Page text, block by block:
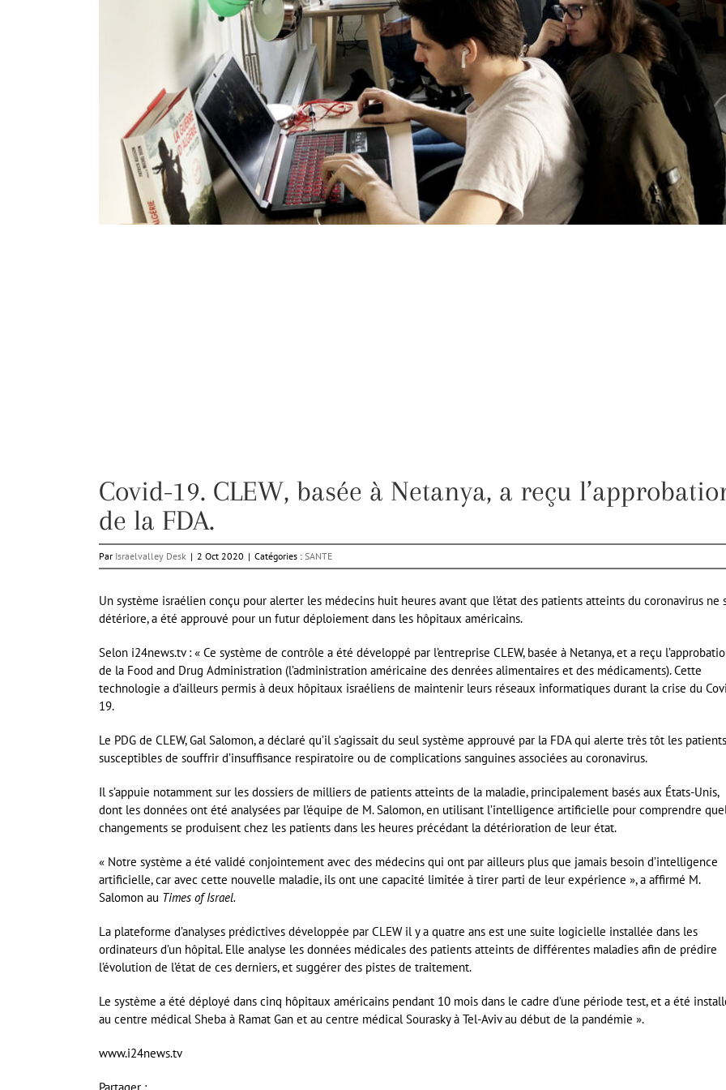
Covid-19. CLEW, basée à Netanya, a reçu
de la FDA.
Par Israelvalley Desk | 2 Oct 2020 | Catégories : SANTE
Un système israélien conçu pour alerter les médecins huit heures avant que l’état des patients atteints du coronavirus ne
détériore, a été approuvé pour un futur déploiement dans les hôpitaux américains.
Selon i24news.tv : « Ce système de contrôle a été développé par l’entreprise CLEW, basée à Netanya, et a reçu
de la Food and Drug Administration (l’administration américaine des denrées alimentaires et des médicaments). Cette
technologie a d’ailleurs permis à deux hôpitaux israéliens de maintenir leurs réseaux informatiques durant la crise du
19.
Le PDG de CLEW, Gal Salomon, a déclaré qu’il s’agissait du seul système approuvé par la FDA qui alerte très tôt les patients
susceptibles de souffrir d’insuffisance respiratoire ou de complications sanguines associées au coronavirus.
Il s’appuie notamment sur les dossiers de milliers de patients atteints de la maladie, principalement basés aux États-Unis,
dont les données ont été analysées par l’équipe de M. Salomon, en utilisant l’intelligence artificielle pour comprendre
changements se produisent chez les patients dans les heures précédant la détérioration de leur état.
« Notre système a été validé conjointement avec des médecins qui ont par ailleurs plus que jamais besoin d’intelligence
artificielle, car avec cette nouvelle maladie, ils ont une capacité limitée à tirer parti de leur expérience », a affirmé M.
Salomon au Times of Israel.
La plateforme d’analyses prédictives développée par CLEW il y a quatre ans est une suite logicielle installée dans les
ordinateurs d’un hôpital. Elle analyse les données médicales des patients atteints de différentes maladies afin de prédire
l’évolution de l’état de ces derniers, et suggérer des pistes de traitement.
Le système a été déployé dans cinq hôpitaux américains pendant 10 mois dans le cadre d’une période test, et a été
au centre médical Sheba à Ramat Gan et au centre médical Sourasky à Tel-Aviv au début de la pandémie ».
www.i24news.tv
Partager :